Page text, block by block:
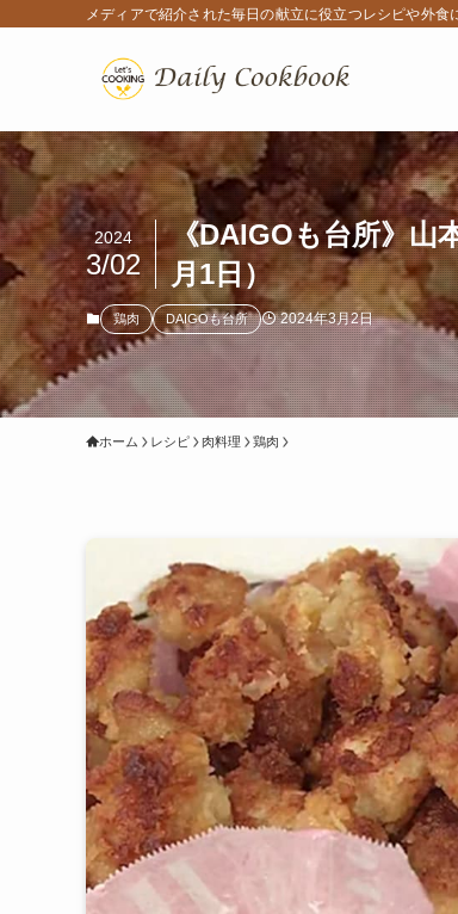
メディアで紹介された毎日の献立に役立つレシピや外食
《DAIGOも台所》山
月1日）
2024
3/02
鶏肉 DAIGOも台所 2024年3月2日
ホーム レシピ 肉料理 鶏肉